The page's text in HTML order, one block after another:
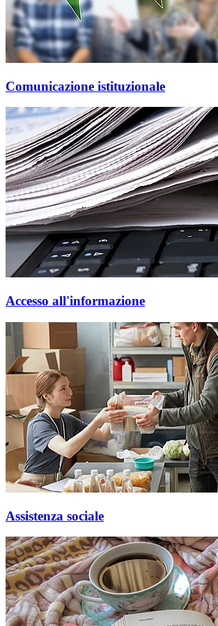
Comunicazione istituzionale
Accesso all'informazione
Assistenza sociale